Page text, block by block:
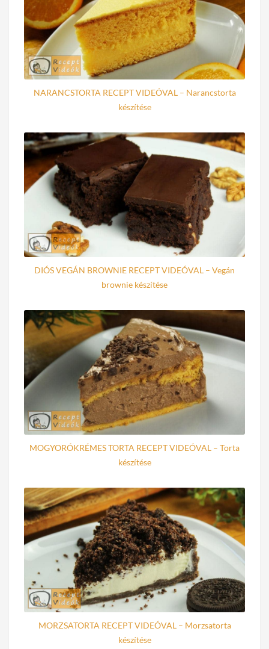
NARANCSTORTA RECEPT VIDEÓVAL – Narancstorta
készítése
DIÓS VEGÁN BROWNIE RECEPT VIDEÓVAL – Vegán
brownie készítése
MOGYORÓKRÉMES TORTA RECEPT VIDEÓVAL – Torta
készítése
MORZSATORTA RECEPT VIDEÓVAL – Morzsatorta
készítése